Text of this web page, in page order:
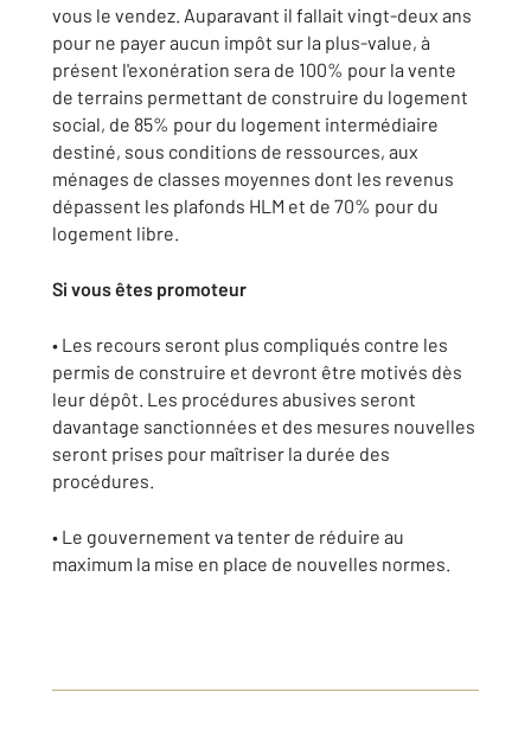
vous le vendez. Auparavant il fallait vingt-deux ans
pour ne payer aucun impôt sur la plus-value, à
présent l'exonération sera de 100% pour la vente
de terrains permettant de construire du logement
social, de 85% pour du logement intermédiaire
destiné, sous conditions de ressources, aux
ménages de classes moyennes dont les revenus
dépassent les plafonds HLM et de 70% pour du
logement libre.
Si vous êtes promoteur
• Les recours seront plus compliqués contre les
permis de construire et devront être motivés dès
leur dépôt. Les procédures abusives seront
davantage sanctionnées et des mesures nouvelles
seront prises pour maîtriser la durée des
procédures.
• Le gouvernement va tenter de réduire au
maximum la mise en place de nouvelles normes.